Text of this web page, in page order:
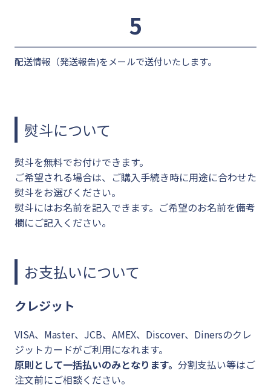
5
配送情報（発送報告)をメールで送付いたします。
熨斗について
熨斗を無料でお付けできます。
ご希望される場合は、ご購入手続き時に用途に合わせた
熨斗をお選びください。
熨斗にはお名前を記入できます。ご希望のお名前を備考
欄にご記入ください。
お支払いについて
クレジット
VISA、Master、JCB、AMEX、Discover、Dinersのクレ
ジットカードがご利用になれます。
原則として一括払いのみとなります。 分割支払い等はご
注文前にご相談ください。